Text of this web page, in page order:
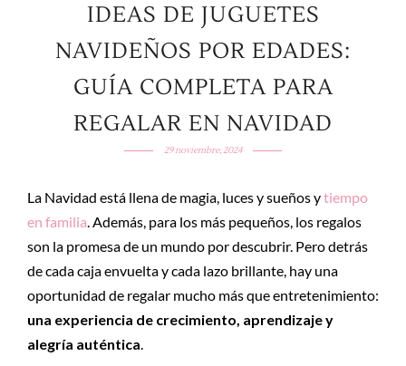
IDEAS DE JUGUETES
NAVIDEÑOS POR EDADES:
GUÍA COMPLETA PARA
REGALAR EN NAVIDAD
29 noviembre, 2024
La Navidad está llena de magia, luces y sueños ytiempo
en familia. Además, para los más pequeños, los regalos
son la promesa de un mundo por descubrir. Pero detrás
de cada caja envuelta y cada lazo brillante, hay una
oportunidad de regalar mucho más que entretenimiento:
una experiencia de crecimiento, aprendizaje y
alegría auténtica.